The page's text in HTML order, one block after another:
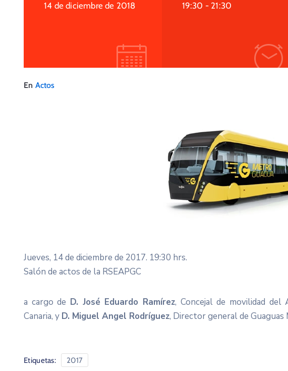
14 de diciembre de 2018 19:30 - 21:30
En Actos
Jueves, 14 de diciembre de 2017. 19:30 hrs.
Salón de actos de la RSEAPGC
a cargo de D. José Eduardo Ramírez, Concejal de movilidad del
Canaria, y D. Miguel Angel Rodríguez, Director general de Guaguas
Etiquetas: 2017